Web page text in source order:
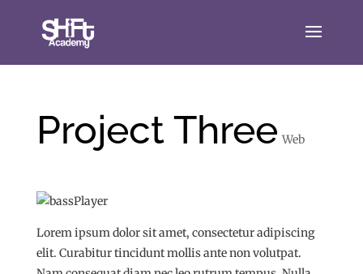
Project Three Web
Lorem ipsum dolor sit amet, consectetur adipiscing
elit. Curabitur tincidunt mollis ante non volutpat.